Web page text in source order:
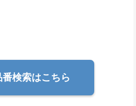
検索はこちら